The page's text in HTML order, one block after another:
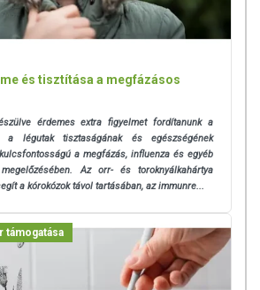
és tisztítása a megfázásos
érdemes extra figyelmet fordítanunk a
a légutak tisztaságának és egészségének
a megfázás, influenza és egyéb
Az orr- és toroknyálkahártya
a kórokózok távol tartásában, az immunre...
támogatása